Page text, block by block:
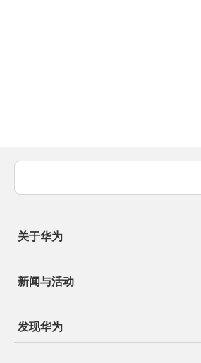
关于华为
新闻与活动
发现华为